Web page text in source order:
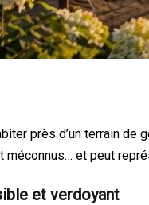
près d’un terrain
et peut
et verdoyant